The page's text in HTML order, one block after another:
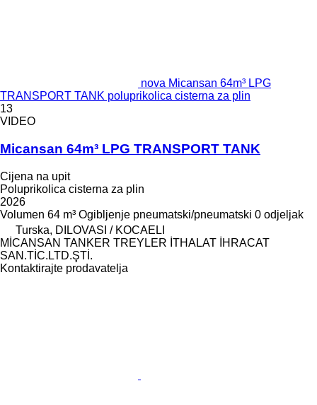
nova Micansan 64m³ LPG
TRANSPORT TANK poluprikolica cisterna za plin
13
VIDEO
Micansan 64m³ LPG TRANSPORT TANK
Cijena na upit
Poluprikolica cisterna za plin
2026
Volumen 64 m³ Ogibljenje pneumatski/pneumatski 0 odjeljak
Turska, DILOVASI / KOCAELI
MİCANSAN TANKER TREYLER İTHALAT İHRACAT
SAN.TİC.LTD.ŞTİ.
Kontaktirajte prodavatelja